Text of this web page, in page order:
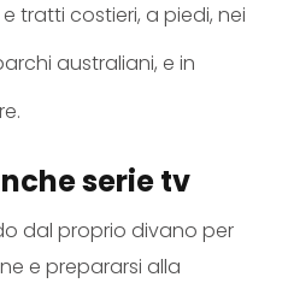
tratti costieri, a piedi, nei
australiani, e in
serie tv
dal proprio divano per
e prepararsi alla